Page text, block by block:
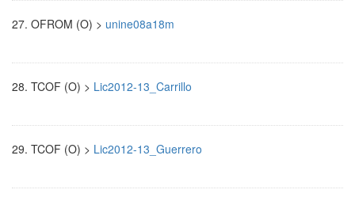
27. OFROM (O) > unine08a18m
28. TCOF (O) > Lic2012-13_Carrillo
29. TCOF (O) > Lic2012-13_Guerrero